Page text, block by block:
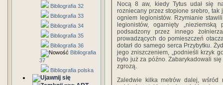
Bibliografia 32
Bibliografia 33
Bibliografia 34
Bibliografia 35
Bibliografia 36
Bibliografia
37
Bibliografia polska
Nocą 8 aw, kiedy Tytus udał się
rozniecany przez stopione srebro, tak
ogniem legionistów. Rzymianie
legionistów, ogarnięty „nieziemską
podsadzony przez innego
prowadzących do pomieszczeń
dotarł do samego serca Przybytku.
jego zniszczeniem, „podnieśli krzyk
było już za późno. Zabarykadowali
zgrozą.
Zaledwie kilka metrów dalej, wśród